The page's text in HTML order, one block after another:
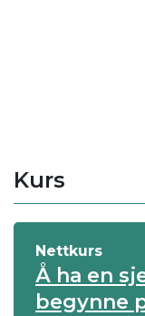
Kurs
Nettkurs
Å ha en
begynne